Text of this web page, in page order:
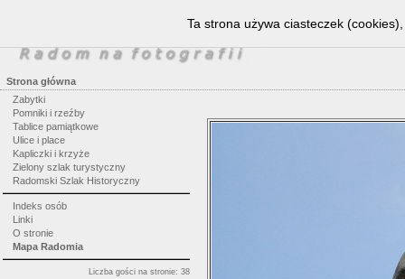
Strona główna
Zabytki
Pomniki i rzeźby
Tablice pamiątkowe
Ulice i place
Kapliczki i krzyże
Zielony szlak turystyczny
Radomski Szlak Historyczny
Indeks osób
Linki
O stronie
Mapa Radomia
Liczba gości na stronie: 38
Ta strona używa ciasteczek